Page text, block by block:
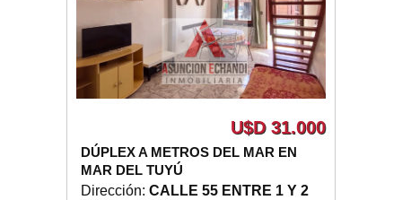
U$D 31.000
DÚPLEX A METROS DEL MAR EN
MAR DEL TUYÚ
Dirección: CALLE 55 ENTRE 1 Y 2